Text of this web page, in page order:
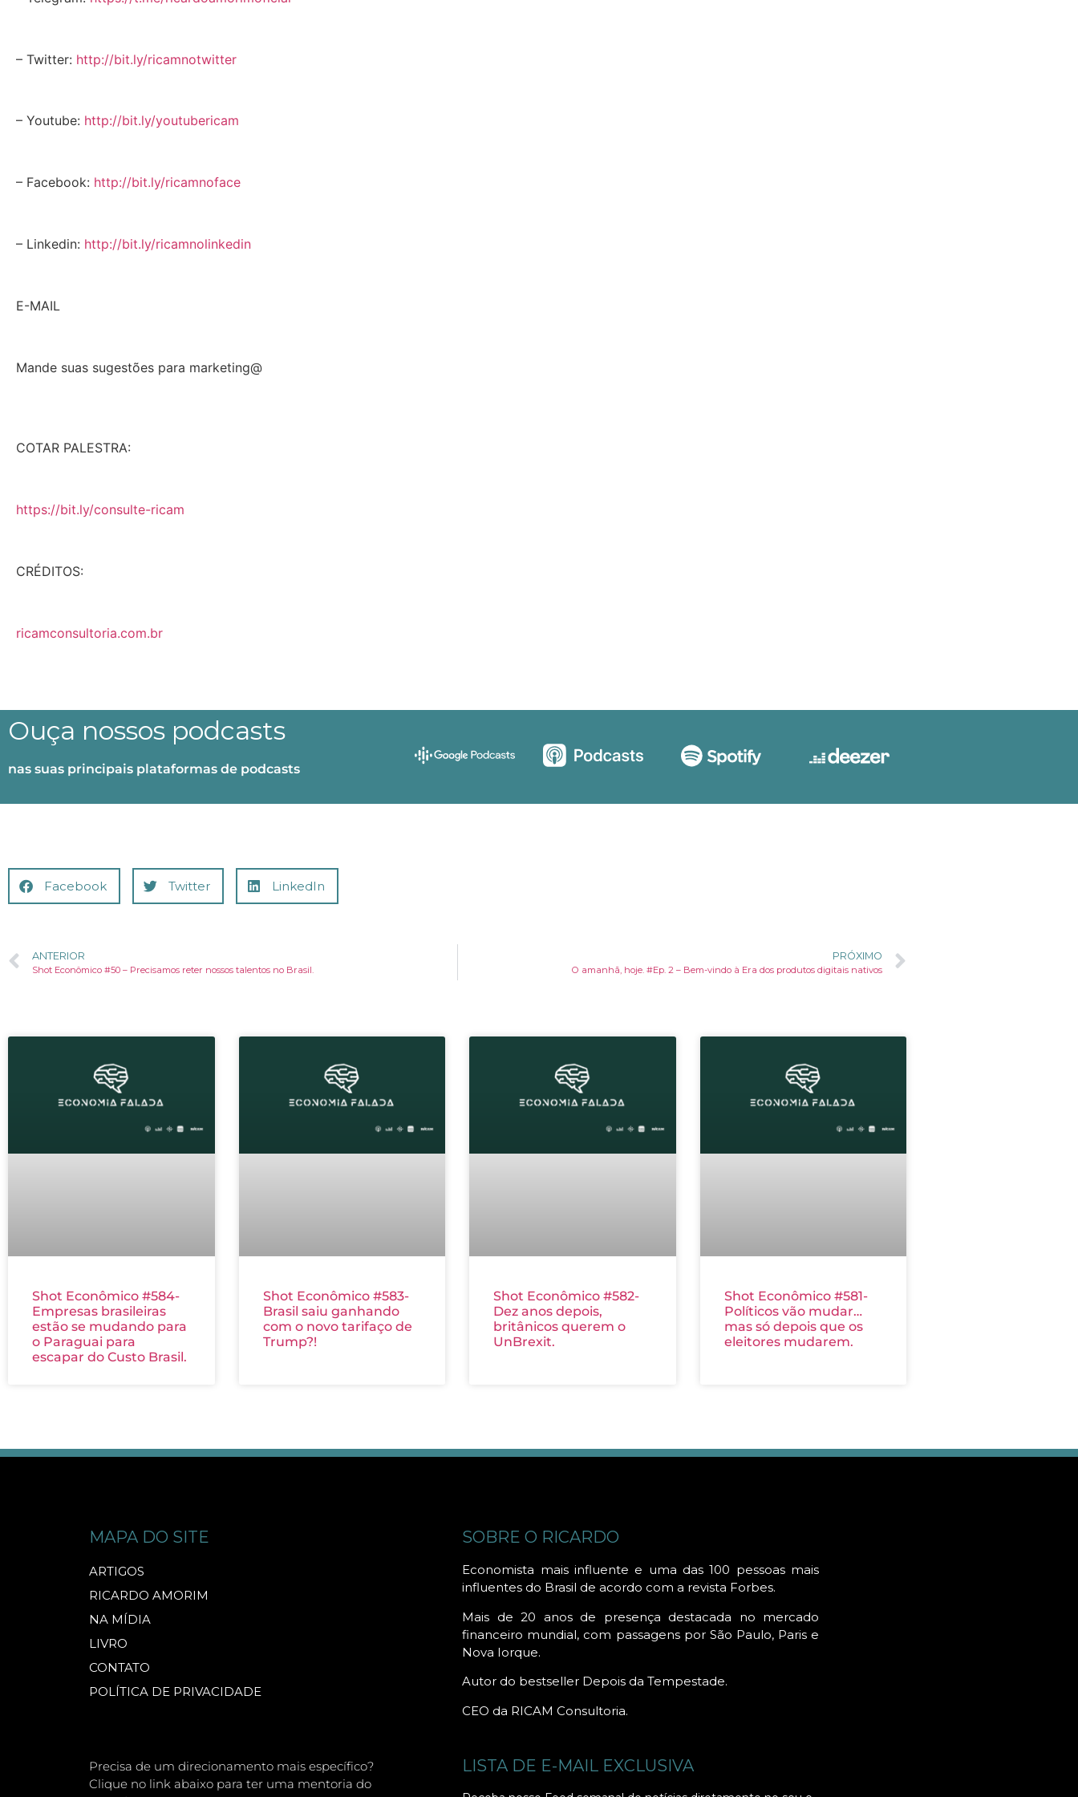
– Twitter: http://bit.ly/ricamnotwitter
– Youtube: http://bit.ly/youtubericam
– Facebook: http://bit.ly/ricamnoface
– Linkedin: http://bit.ly/ricamnolinkedin
E-MAIL
Mande suas sugestões para marketing@
COTAR PALESTRA:
https://bit.ly/consulte-ricam
CRÉDITOS:
ricamconsultoria.com.br
Ouça nossos podcasts
nas suas principais plataformas de podcasts
Facebook Twitter LinkedIn
ANTERIOR
Shot Econômico #50 – Precisamos reter nossos talentos no Brasil.
PRÓXIMO
O amanhã, hoje. #Ep. 2 – Bem-vindo à Era dos produtos digitais nativos
Shot Econômico #584-
Empresas brasileiras
estão se mudando para
o Paraguai para
escapar do Custo Brasil.
Shot Econômico #583-
Brasil saiu ganhando
com o novo tarifaço de
Trump?!
Shot Econômico #582-
Dez anos depois,
britânicos querem o
UnBrexit.
Shot Econômico #581-
Políticos vão mudar…
mas só depois que os
eleitores mudarem.
MAPA DO SITE
ARTIGOS
RICARDO AMORIM
NA MÍDIA
LIVRO
CONTATO
POLÍTICA DE PRIVACIDADE
SOBRE O RICARDO
Economista mais influente e uma das 100 pessoas mais
influentes do Brasil de acordo com a revista Forbes.
Mais de 20 anos de presença destacada no mercado
financeiro mundial, com passagens por São Paulo, Paris e
Nova Iorque.
Autor do bestseller Depois da Tempestade.
CEO da RICAM Consultoria.
Precisa de um direcionamento mais específico?
Clique no link abaixo para ter uma mentoria do
LISTA DE E-MAIL EXCLUSIVA